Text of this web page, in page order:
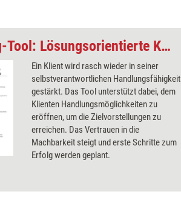
Coaching-Tool: Lösungsorientierte Kurzzeitberatung
Ein Klient wird rasch wieder in seiner
selbstverantwortlichen Handlungsfähigkeit
gestärkt. Das Tool unterstützt dabei, dem
Klienten Handlungsmöglichkeiten zu
eröffnen, um die Zielvorstellungen zu
erreichen. Das Vertrauen in die
Machbarkeit steigt und erste Schritte zum
Erfolg werden geplant.